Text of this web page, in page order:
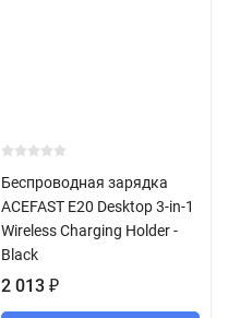
Беспроводная зарядка
ACEFAST E20 Desktop 3-in-1
Wireless Charging Holder -
Black
2 013 ₽